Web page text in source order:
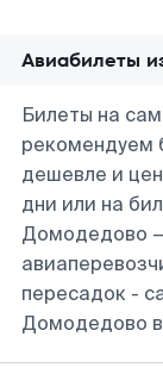
Авиабилеты
Билеты на
рекомендуем
дешевле и
дни или на
Домодедово
пересадок -
Домодедово